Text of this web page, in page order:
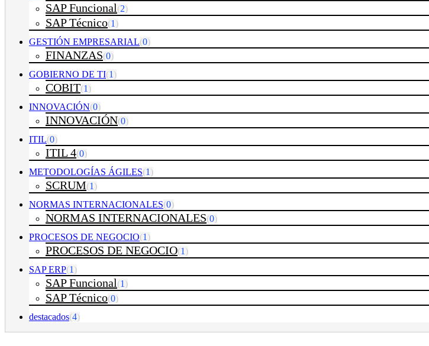
SAP Funcional(2)
SAP Técnico(1 )
GESTIÓN EMPRESARIAL(0)
FINANZAS(0)
GOBIERNO DE TI(1 )
COBIT(1 )
INNOVACIÓN(0)
INNOVACIÓN(0)
ITIL(0)
ITIL 4(0)
METODOLOGÍAS ÁGILES(1 )
SCRUM(1 )
NORMAS INTERNACIONALES(0)
NORMAS INTERNACIONALES(0)
PROCESOS DE NEGOCIO(1 )
PROCESOS DE NEGOCIO(1 )
SAP ERP(1 )
SAP Funcional(1 )
SAP Técnico(0)
destacados(4)